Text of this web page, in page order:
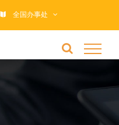
全国办事处